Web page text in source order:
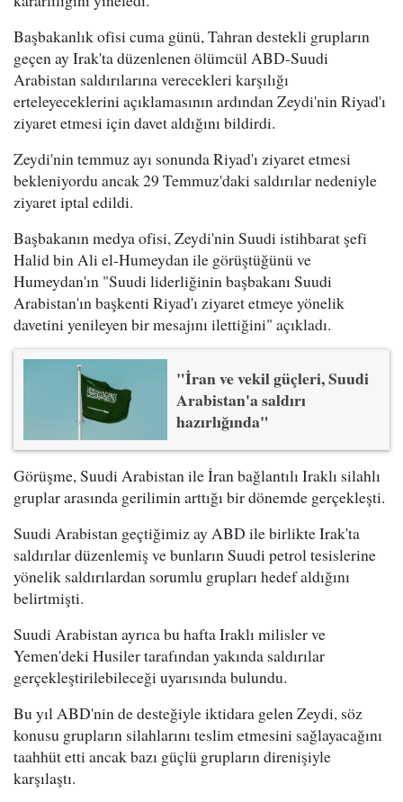
Başbakanlık ofisi cuma günü, Tahran destekli grupların
geçen ay Irak'ta düzenlenen ölümcül ABD-Suudi
Arabistan saldırılarına verecekleri karşılığı
erteleyeceklerini açıklamasının ardından Zeydi'nin Riyad'ı
ziyaret etmesi için davet aldığını bildirdi.
Zeydi'nin temmuz ayı sonunda Riyad'ı ziyaret etmesi
bekleniyordu ancak 29 Temmuz'daki saldırılar nedeniyle
ziyaret iptal edildi.
Başbakanın medya ofisi, Zeydi'nin Suudi istihbarat şefi
Halid bin Ali el-Humeydan ile görüştüğünü ve
Humeydan'ın "Suudi liderliğinin başbakanı Suudi
Arabistan'ın başkenti Riyad'ı ziyaret etmeye yönelik
davetini yenileyen bir mesajını ilettiğini" açıkladı.
"İran ve vekil güçleri, Suudi
Arabistan'a saldırı
hazırlığında"
Görüşme, Suudi Arabistan ile İran bağlantılı Iraklı silahlı
gruplar arasında gerilimin arttığı bir dönemde gerçekleşti.
Suudi Arabistan geçtiğimiz ay ABD ile birlikte Irak'ta
saldırılar düzenlemiş ve bunların Suudi petrol tesislerine
yönelik saldırılardan sorumlu grupları hedef aldığını
belirtmişti.
Suudi Arabistan ayrıca bu hafta Iraklı milisler ve
Yemen'deki Husiler tarafından yakında saldırılar
gerçekleştirilebileceği uyarısında bulundu.
Bu yıl ABD'nin de desteğiyle iktidara gelen Zeydi, söz
konusu grupların silahlarını teslim etmesini sağlayacağını
taahhüt etti ancak bazı güçlü grupların direnişiyle
karşılaştı.